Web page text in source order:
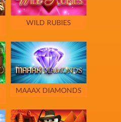
WILD RUBIES
MAAAX DIAMONDS